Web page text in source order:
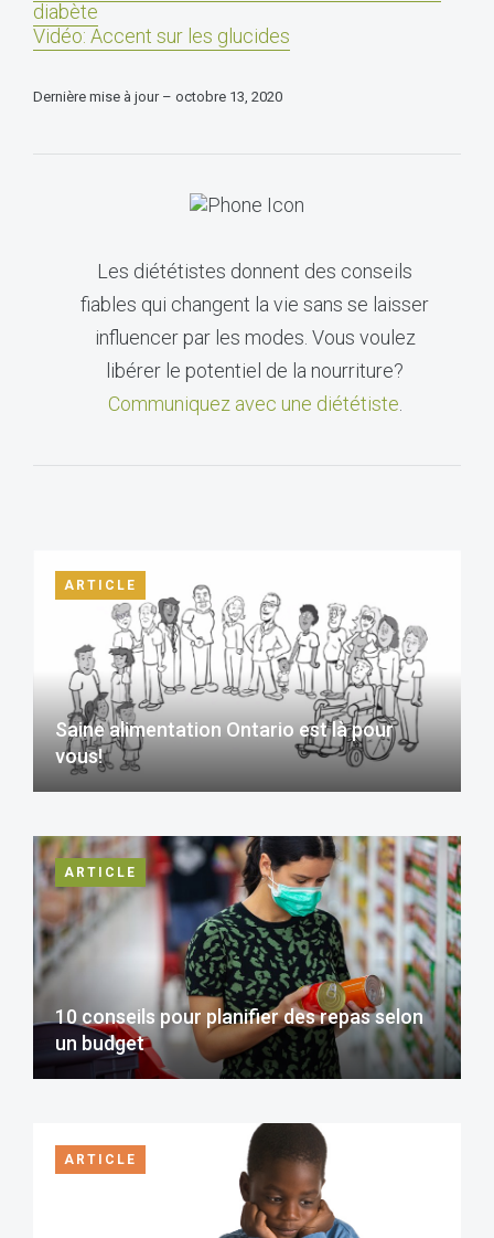
diabète
Vidéo: Accent sur les glucides
Dernière mise à jour – octobre 13, 2020
Les diététistes donnent des conseils
fiables qui changent la vie sans se laisser
influencer par les modes. Vous voulez
libérer le potentiel de la nourriture?
Communiquez avec une diététiste
ARTICLE
Saine alimentation Ontario est là pour
vous!
ARTICLE
10 conseils pour planifier des repas selon
un budget
ARTICLE